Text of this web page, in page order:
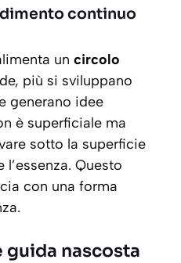
continuo
un circolo
più si sviluppano
generano idee
è superficiale ma
sotto la superficie
Questo
con una forma
guida nascosta